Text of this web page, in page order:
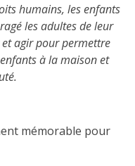
humains, les enfants
les adultes de leur
agir pour permettre
à la maison et
mémorable pour